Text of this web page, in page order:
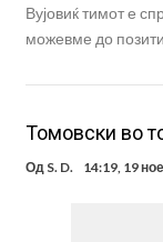
Вујовиќ тимот е
можевме до
Томовски во
Од S. D. 14:19, 19